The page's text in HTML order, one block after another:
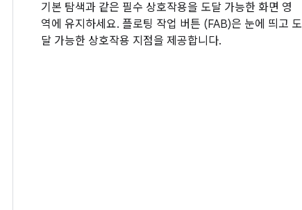
기본 탐색과 같은 필수 상호작용을 도달 가능한 화면 영
역에 유지하세요. 플로팅 작업 버튼 (FAB)은 눈에 띄고 도
달 가능한 상호작용 지점을 제공합니다.